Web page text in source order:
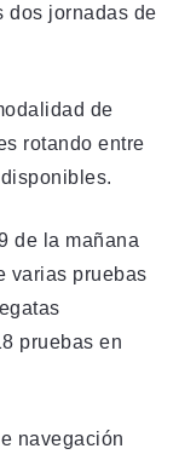
dos jornadas de
de
rotando entre
de la mañana
varias pruebas
pruebas en
navegación